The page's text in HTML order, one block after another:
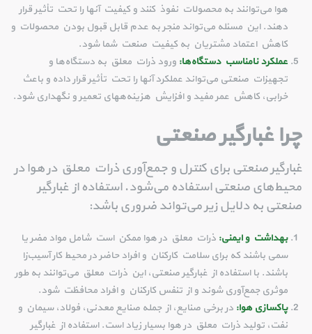
هوا می‌توانند به محصولات نفوذ کنند و کیفیت آنها را تحت تأثیر قرار
دهند. این مسئله می‌تواند منجر به عدم قابل قبول بودن محصولات و
کاهش اعتماد مشتریان به کیفیت صنعت شما شود.
عملکرد نامناسب دستگاه‌ها: ورود ذرات معلق به دستگاه‌ها و
تجهیزات صنعتی می‌تواند عملکرد آنها را تحت تأثیر قرار داده و باعث
خرابی، کاهش عمر مفید و افزایش هزینه‌ههای تعمیر و نگهداری شود.
چرا غبارگیر صنعتی
غبارگیر صنعتی برای کنترل و جمع‌آوری ذرات معلق در هوا در
محیط‌های صنعتی استفاده می‌شود. استفاده از غبارگیر
صنعتی به دلایل زیر می‌تواند ضروری باشد:
بهداشت و ایمنی: ذرات معلق در هوا ممکن است شامل مواد مضر یا
سمی باشند که برای سلامت کارکنان و افراد حاضر در محیط کار آسیب‌زا
باشند. با استفاده از غبارگیر صنعتی، این ذرات معلق می‌توانند به طور
موثری جمع‌آوری شوند و از تنفس کارکنان و افراد محافظت شود.
پاکسازی هوا: در برخی صنایع، از جمله صنایع معدنی، فولاد، سیمان و
نفت، تولید ذرات معلق در هوا بسیار زیاد است. استفاده از غبارگیر